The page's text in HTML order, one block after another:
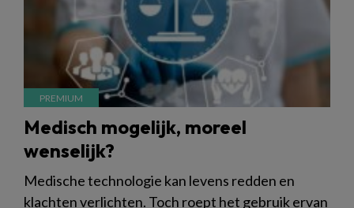
Medisch mogelijk, moreel
wenselijk?
Medische technologie kan levens redden en
klachten verlichten. Toch roept het gebruik ervan